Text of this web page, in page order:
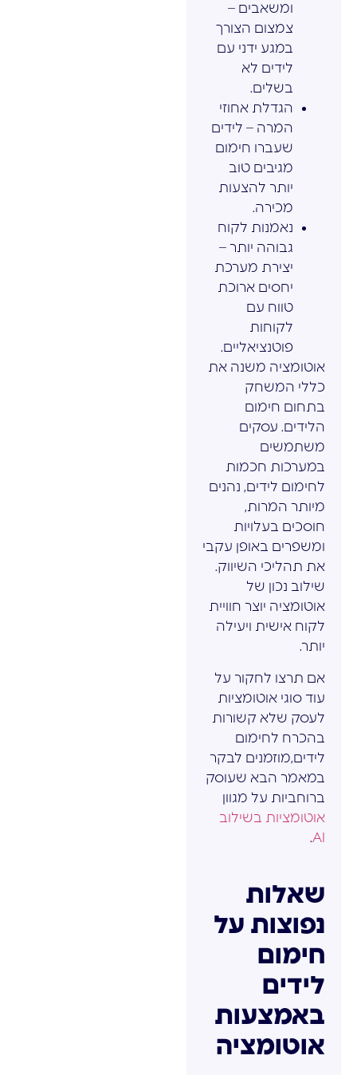
ומשאבים –
צמצום הצורך
במגע ידני עם
לידים לא
בשלים.
הגדלת אחוזי
המרה – לידים
שעברו חימום
מגיבים טוב
יותר להצעות
מכירה.
נאמנות לקוח
גבוהה יותר –
יצירת מערכת
יחסים ארוכת
טווח עם
לקוחות
פוטנציאליים.
אוטומציה משנה את
כללי המשחק
בתחום חימום
הלידים. עסקים
משתמשים
במערכות חכמות
לחימום לידים, נהנים
מיותר המרות,
חוסכים בעלויות
ומשפרים באופן עקבי
את תהליכי השיווק.
שילוב נכון של
אוטומציה יוצר חוויית
לקוח אישית ויעילה
יותר.
אם תרצו לחקור על
עוד סוגי אוטומציות
לעסק שלא קשורות
בהכרח לחימום
לידים,מוזמנים לבקר
במאמר הבא שעוסק
ברוחביות על מגוון
אוטומציות בשילוב
AI
.
שאלות
נפוצות על
חימום
לידים
באמצעות
אוטומציה